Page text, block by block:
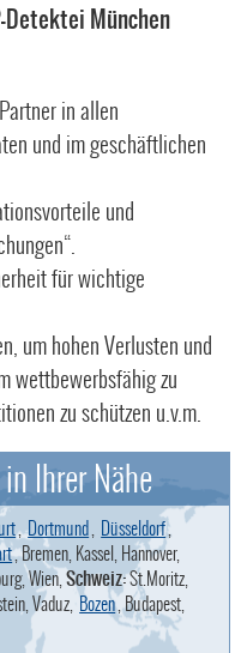
Detektei München
in allen
und im geschäftlichen
und
für wichtige
um hohen Verlusten und
wettbewerbsfähig zu
zu schützen u.v.m.
Ihrer Nähe
,Dortmund Düsseldorf,
, Bremen, Kassel, Hannover,
Wien,Schweiz:St.Moritz,
Vaduz, Bozen, Budapest,